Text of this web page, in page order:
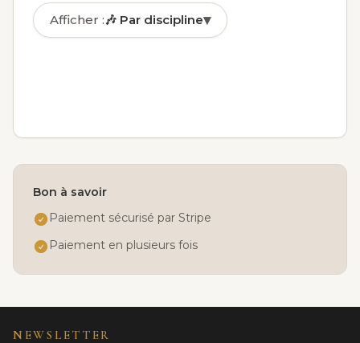
Afficher :🎶 Par discipline▾
Bon à savoir
Paiement sécurisé par Stripe
Paiement en plusieurs fois
NEWSLETTER